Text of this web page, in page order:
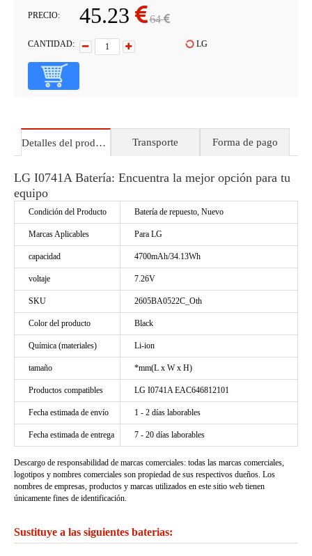
PRECIO: 45.23 64
CANTIDAD: LG
Detalles del producto Transporte Forma de pago
LG I0741A Batería: Encuentra la mejor opción para tu
equipo
Condición del Producto Batería de repuesto, Nuevo
Marcas Aplicables Para LG
capacidad 4700mAh/34.13Wh
voltaje 7.26V
SKU 2605BA0522C_Oth
Color del producto Black
Química (materiales) Li-ion
tamaño *mm(L x W x H)
Productos compatibles LG I0741A EAC646812101
Fecha estimada de envío 1 - 2 días laborables
Fecha estimada de entrega 7 - 20 días laborables
Descargo de responsabilidad de marcas comerciales: todas las marcas comerciales,
logotipos y nombres comerciales son propiedad de sus respectivos dueños. Los
nombres de empresas, productos y marcas utilizados en este sitio web tienen
únicamente fines de identificación.
Sustituye a las siguientes baterias: